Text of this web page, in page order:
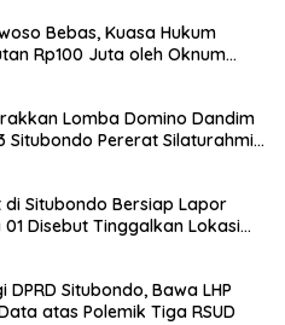
Bebas, Kuasa Hukum
Rp100 Juta oleh Oknum
Lomba Domino Dandim
Situbondo Pererat Silaturahmi
Situbondo Bersiap Lapor
Disebut Tinggalkan Lokasi
Situbondo, Bawa LHP
atas Polemik Tiga RSUD